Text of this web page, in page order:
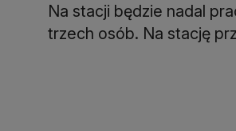
Na stacji będzie nadal
trzech osób. Na stację